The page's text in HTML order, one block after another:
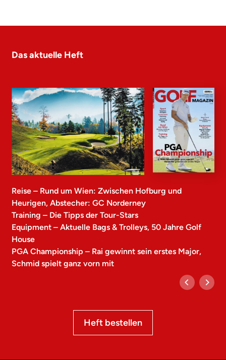
Das aktuelle Heft
Reise – Rund um Wien: Zwischen Hofburg und
Heurigen, Abstecher: GC Norderney
Training – Die Tipps der Tour-Stars
Equipment – Aktuelle Bags & Trolleys, 50 Jahre Golf
House
PGA Championship – Rai gewinnt sein erstes Major,
Schmid spielt ganz vorn mit
Heft bestellen